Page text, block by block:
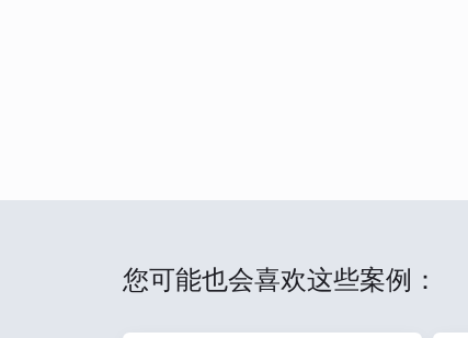
您可能也会喜欢这些案例：